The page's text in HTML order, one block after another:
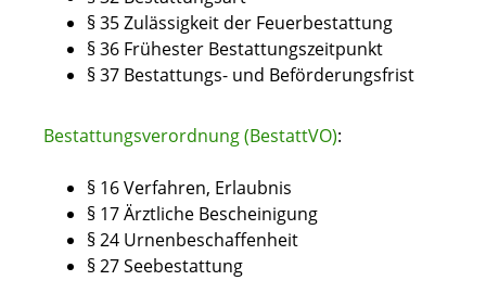
§ 35 Zulässigkeit der Feuerbestattung
§ 36 Frühester Bestattungszeitpunkt
§ 37 Bestattungs- und Beförderungsfrist
Bestattungsverordnung (BestattVO):
§ 16 Verfahren, Erlaubnis
§ 17 Ärztliche Bescheinigung
§ 24 Urnenbeschaffenheit
§ 27 Seebestattung